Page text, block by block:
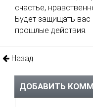
счастье,
Будет защищать
прошлые действия.
Назад
ДОБАВИТЬ